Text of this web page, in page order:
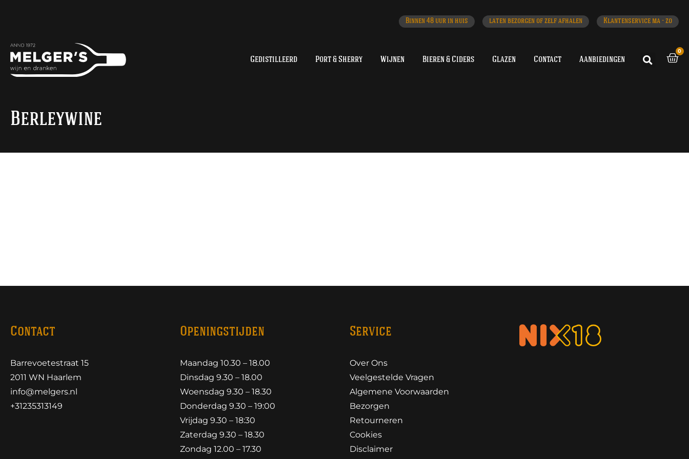
Binnen 48 uur in huis laten bezorgen of zelf afhalen Klantenservice ma - zo
Gedistilleerd Port & Sherry Wijnen Bieren & Ciders Glazen Contact Aanbiedingen
0
Berleywine
Contact
Barrevoetestraat 15
2011 WN Haarlem
info@melgers.nl
+31235313149
Openingstijden
Maandag 10.30 – 18.00
Dinsdag 9.30 – 18.00
Woensdag 9.30 – 18.30
Donderdag 9.30 – 19:00
Vrijdag 9.30 – 18:30
Zaterdag 9.30 – 18.30
Zondag 12.00 – 17.30
Service
Over Ons
Veelgestelde Vragen
Algemene Voorwaarden
Bezorgen
Retourneren
Cookies
Disclaimer